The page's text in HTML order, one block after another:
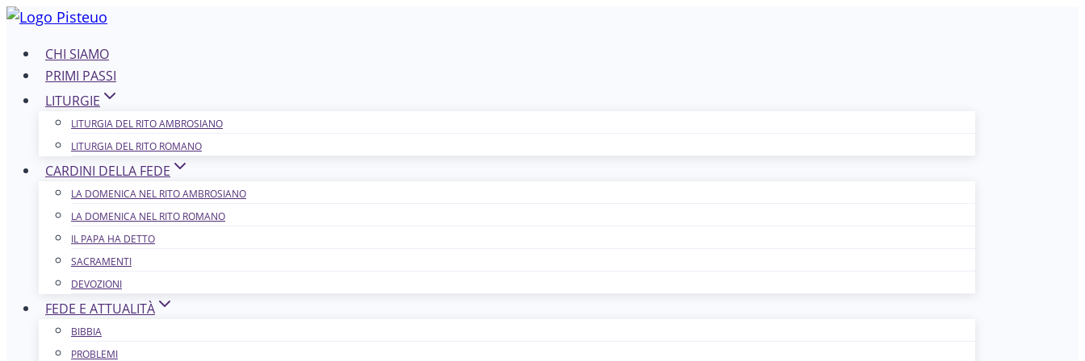
Salta
contenutoCHI SIAMO
PRIMI PASSI
LITURGIE
LITURGIA DEL RITO AMBROSIANO
LITURGIA DEL RITO ROMANO
CARDINI DELLA FEDE
LA DOMENICA NEL R​​​​​​ITO AMBROSIANO
LA DOMENICA NEL RITO ROMANO
IL PAPA HA DETTO
SACRAMENTI
DEVOZIONI
FEDE E ATTUALITÀ
BIBBIA
PROBLEMI